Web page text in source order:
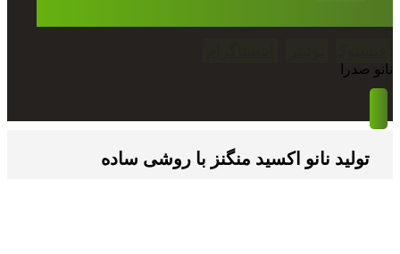
نانو صدرا
تولید نانو اکسید منگنز با روشی ساده